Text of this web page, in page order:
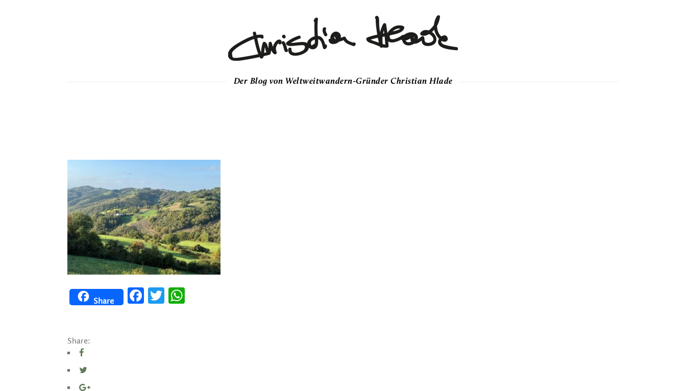
Der Blog von Weltweitwandern-Gründer Christian Hlade
Share
FacebookTwitter
Share: